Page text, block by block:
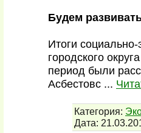
Будем
Итоги
городского
период были
Асбестовс ...
Категория:
Дата: